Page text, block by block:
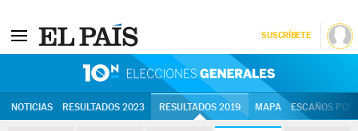
SUSCRÍBETE
NOTICIAS RESULTADOS 2023 RESULTADOS 2019 MAPA ESCAÑOS